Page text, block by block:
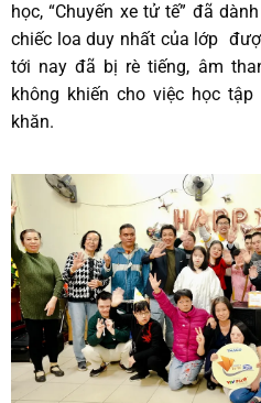
học, “Chuyến xe tử tế” đã
chiếc loa duy nhất của lớp
tới nay đã bị rè tiếng, âm
không khiến cho việc học
khăn.